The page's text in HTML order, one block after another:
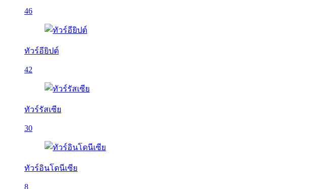
46
ทัวร์อียิปต์
42
ทัวร์รัสเซีย
30
ทัวร์อินโดนีเซีย
8